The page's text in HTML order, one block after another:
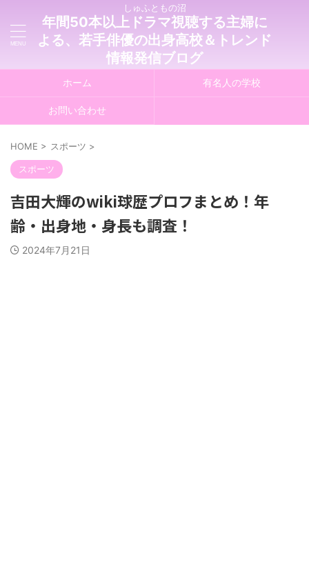
しゅふともの沼
年間50本以上ドラマ視聴する主婦に
よる、若手俳優の出身高校＆トレンド
情報発信ブログ
ホーム 有名人の学校
お問い合わせ
HOME > スポーツ >
スポーツ
吉田大輝のwiki球歴プロフまとめ！年
齢・出身地・身長も調査！
2024年7月21日